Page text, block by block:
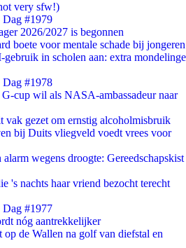
very sfw!)
Dag #1979
2026/2027 is begonnen
boete voor mentale schade bij jongeren
in scholen aan: extra mondelinge
Dag #1978
cup wil als NASA-ambassadeur naar
vak gezet om ernstig alcoholmisbruik
bij Duits vliegveld voedt vrees voor
alarm wegens droogte: Gereedschapskist
's nachts haar vriend bezocht terecht
Dag #1977
nóg aantrekkelijker
de Wallen na golf van diefstal en